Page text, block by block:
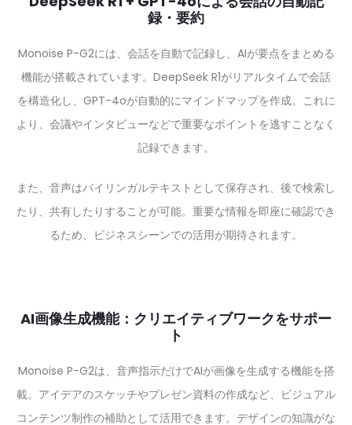
録・要約
Monoise P-G2には、会話を自動で記録し、AIが要点をまとめる
機能が搭載されています。DeepSeek R1がリアルタイムで会話
を構造化し、GPT-4oが自動的にマインドマップを作成。これに
より、会議やインタビューなどで重要なポイントを逃すことなく
記録できます。
また、音声はバイリンガルテキストとして保存され、後で検索し
たり、共有したりすることが可能。重要な情報を即座に確認でき
るため、ビジネスシーンでの活用が期待されます。
AI画像生成機能：クリエイティブワークをサポー
ト
Monoise P-G2は、音声指示だけでAIが画像を生成する機能を搭
載。アイデアのスケッチやプレゼン資料の作成など、ビジュアル
コンテンツ制作の補助として活用できます。デザインの知識がな